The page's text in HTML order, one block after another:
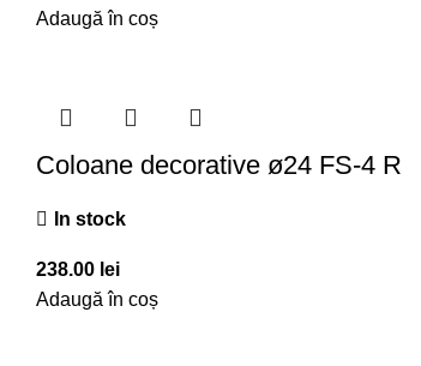
Adaugă în coș
Coloane decorative ø24 FS-4 R
In stock
238.00 lei
Adaugă în coș